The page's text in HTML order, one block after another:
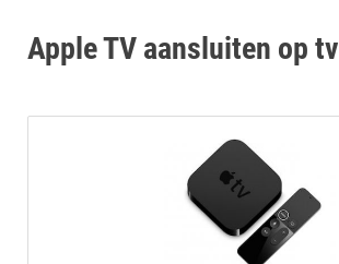
Apple TV aansluiten op tv